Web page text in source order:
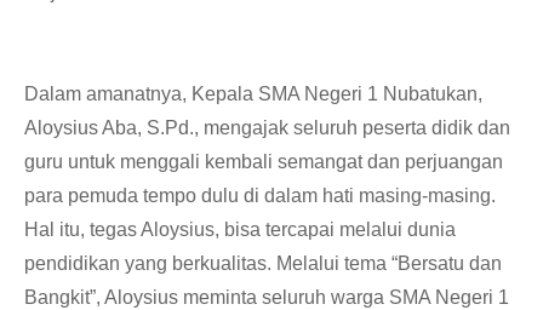
Dalam amanatnya, Kepala SMA Negeri 1 Nubatukan,
Aloysius Aba, S.Pd., mengajak seluruh peserta didik dan
guru untuk menggali kembali semangat dan perjuangan
para pemuda tempo dulu di dalam hati masing-masing.
Hal itu, tegas Aloysius, bisa tercapai melalui dunia
pendidikan yang berkualitas. Melalui tema “Bersatu dan
Bangkit”, Aloysius meminta seluruh warga SMA Negeri 1